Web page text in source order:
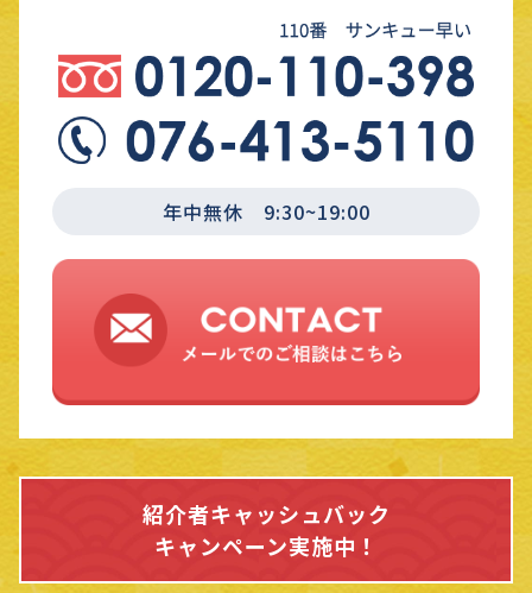
年中無休 9:30~19:00
紹介者キャッシュバック
キャンペーン実施中！